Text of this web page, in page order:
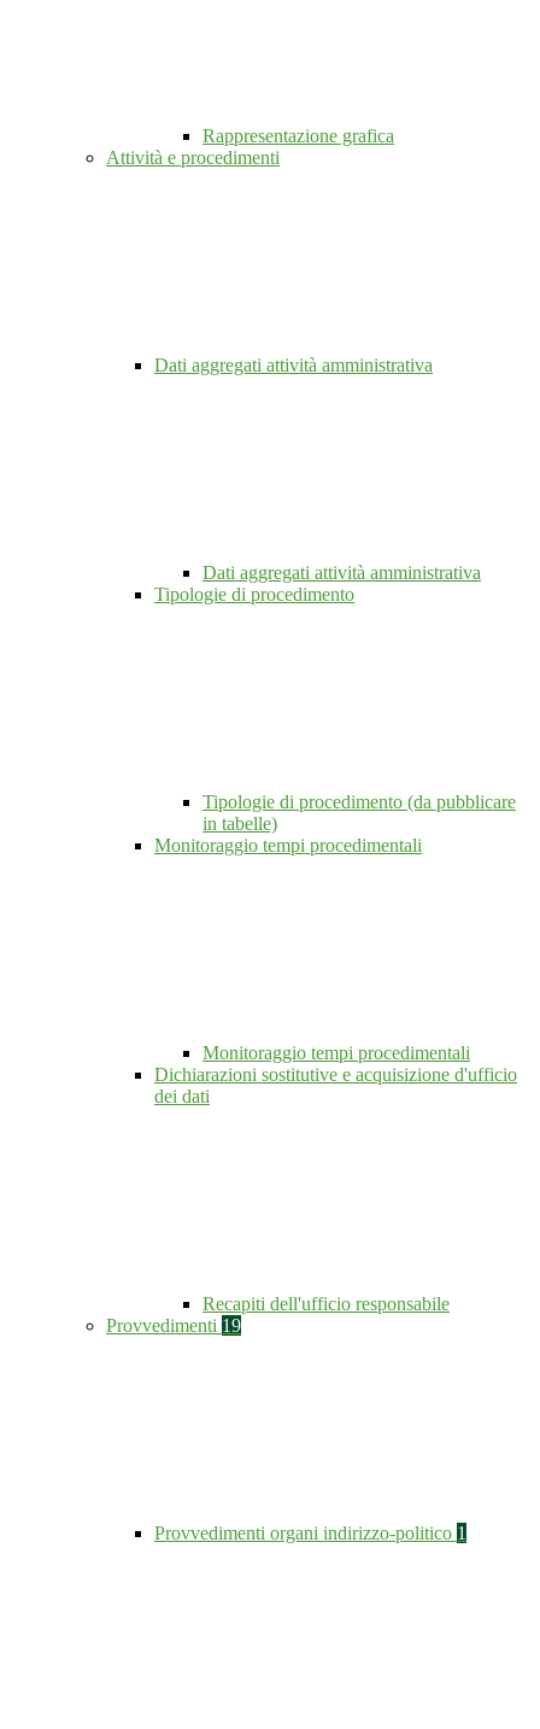
Rappresentazione grafica
Attività e procedimenti
Dati aggregati attività amministrativa
Dati aggregati attività amministrativa
Tipologie di procedimento
Tipologie di procedimento (da pubblicare
in tabelle)
Monitoraggio tempi procedimentali
Monitoraggio tempi procedimentali
Dichiarazioni sostitutive e acquisizione d'ufficio
dei dati
Recapiti dell'ufficio responsabile
Provvedimenti 19
Provvedimenti organi indirizzo-politico 1